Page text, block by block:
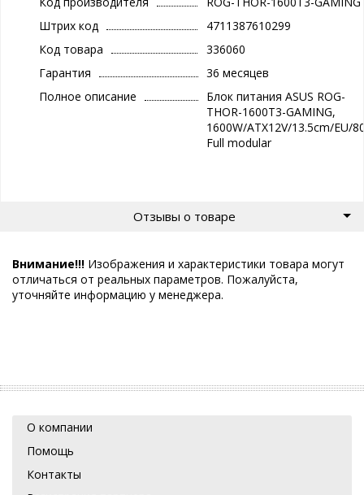
Штрих код
4711387610299
Код товара
336060
Гарантия
36 месяцев
Полное описание
Блок питания ASUS ROG-
THOR-1600T3-GAMING,
1600W/ATX12V/13.5cm/EU/
Full modular
Отзывы о товаре
Внимание!!! Изображения и характеристики товара могут
отличаться от реальных параметров. Пожалуйста,
уточняйте информацию у менеджера.
О компании
Помощь
Контакты